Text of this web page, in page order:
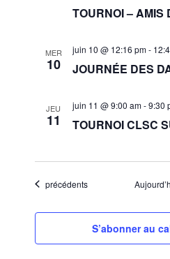
TOURNOI – AMIS
MER
10 JOURNÉE DES
juin 10 @ 12:16 pm-
JEU
11 TOURNOI CLSC
juin 11 @ 9:00 am-9:30
Évènements
précédents
S’abonner au